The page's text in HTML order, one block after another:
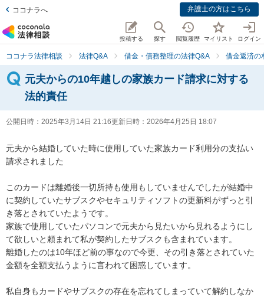
ココナラへ 弁護士の方はこちら
投稿する 探す 閲覧履歴 マイリスト ログイン
ココナラ法律相談 法律Q&A 借金・債務整理の法律Q&A 借金返済の
元夫からの10年越しの家族カード請求に対する
法的責任
公開日時： 2025年3月14日 21:16更新日時： 2026年4月25日 18:07
元夫から結婚していた時に使用していた家族カード利用分の支払い
請求されました
このカードは離婚後一切所持も使用もしていませんでしたが結婚中
に契約していたサブスクやセキュリティソフトの更新料がずっと引
き落とされていたようです。
家族で使用していたパソコンで元夫から見たいから見れるようにし
て欲しいと頼まれて私が契約したサブスクも含まれています。
離婚したのは10年ほど前の事なので今更、その引き落とされていた
金額を全額支払うように言われて困惑しています。
私自身もカードやサブスクの存在を忘れてしまっていて解約しなか